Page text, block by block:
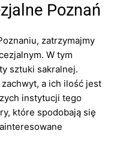
Poznań
zatrzymajmy
W tym
sztuki sakralnej.
a ich ilość jest
instytucji tego
które spodobają się